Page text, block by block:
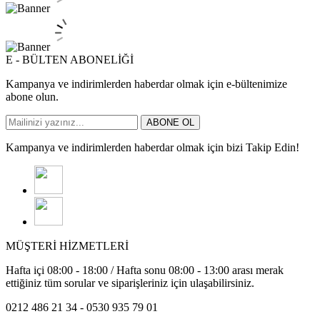
E - BÜLTEN ABONELİĞİ
Kampanya ve indirimlerden haberdar olmak için e-bültenimize
abone olun.
ABONE OL
Kampanya ve indirimlerden haberdar olmak için bizi Takip Edin!
MÜŞTERİ HİZMETLERİ
Hafta içi 08:00 - 18:00 / Hafta sonu 08:00 - 13:00 arası merak
ettiğiniz tüm sorular ve siparişleriniz için ulaşabilirsiniz.
0212 486 21 34 - 0530 935 79 01